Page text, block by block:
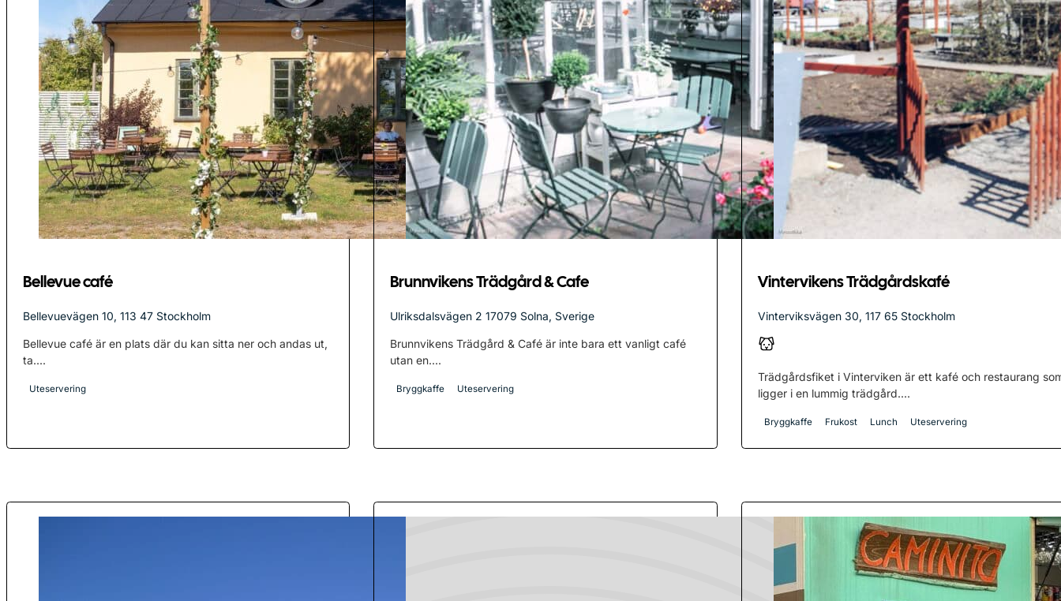
Bellevue café
Bellevuevägen 10, 113 47 Stockholm
Bellevue café är en plats där du kan sitta ner och andas ut,
ta....
Uteservering
Brunnvikens Trädgård & Cafe
Ulriksdalsvägen 2 17079 Solna, Sverige
Brunnvikens Trädgård & Café är inte bara ett vanligt café
utan en....
Bryggkaffe Uteservering
Vintervikens Trädgårdskafé
Vinterviksvägen 30, 117 65 Stockholm
Trädgårdsfiket i Vinterviken är ett kafé och restaurang
ligger i en lummig trädgård....
Bryggkaffe Frukost Lunch Uteservering